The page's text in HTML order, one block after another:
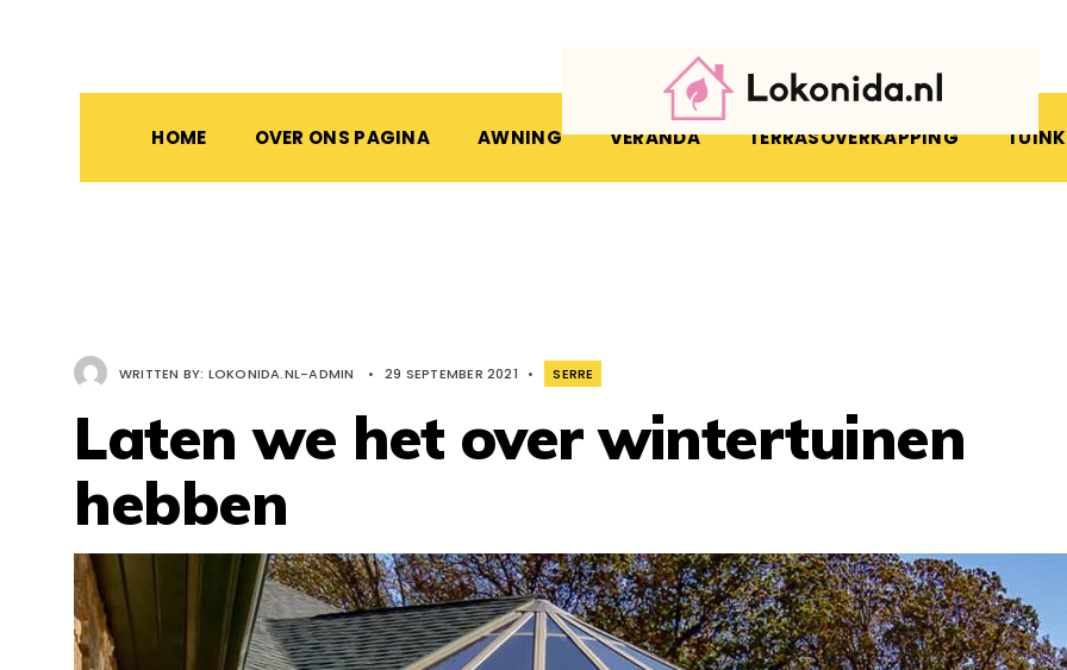
HOME OVER ONS PAGINA AWNING VERANDA TERRASOVERKAPPING
WRITTEN BY: LOKONIDA.NL-ADMIN • 29 SEPTEMBER 2021 • SERRE
Laten we het over wintertuinen
hebben